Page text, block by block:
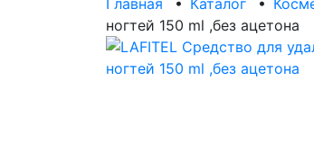
Главная • Каталог •
ногтей 150 ml ,без ацетона